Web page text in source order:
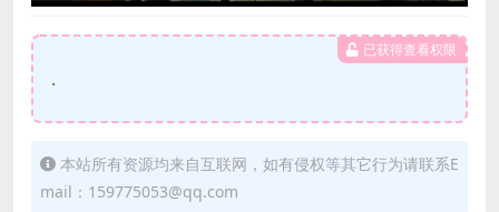
已获得查看权限
.
本站所有资源均来自互联网，如有侵权等其它行为请联系E
mail：159775053@qq.com